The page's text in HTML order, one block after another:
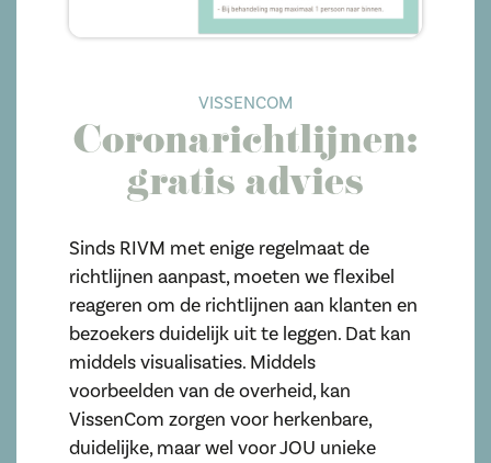
VISSENCOM
Coronarichtlijnen:
gratis advies
Sinds RIVM met enige regelmaat de
richtlijnen aanpast, moeten we flexibel
reageren om de richtlijnen aan klanten en
bezoekers duidelijk uit te leggen. Dat kan
middels visualisaties. Middels
voorbeelden van de overheid, kan
VissenCom zorgen voor herkenbare,
duidelijke, maar wel voor JOU unieke